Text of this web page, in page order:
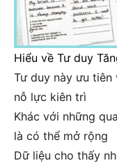
Hiểu về Tư duy
Tư duy này ưu
nỗ lực kiên trì
Khác với những
là có thể mở rộng
Dữ liệu cho thấy